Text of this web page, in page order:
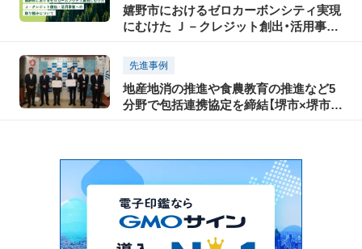
嬉野市におけるゼロカーボンシティ実現
にむけた Ｊ－クレジット創出・活用事業
先進事例
地産地消の推進や食農教育の推進など5
分野で包括連携協定を締結【堺市×堺市農